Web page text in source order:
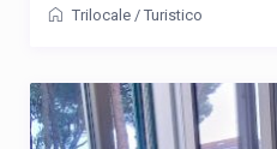
Trilocale / Turistico